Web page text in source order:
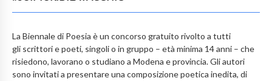
La Biennale di Poesia è un concorso gratuito rivolto a tutti
gli scrittori e poeti, singoli o in gruppo – età minima 14 anni – che
risiedono, lavorano o studiano a Modena e provincia. Gli autori
sono invitati a presentare una composizione poetica inedita, di